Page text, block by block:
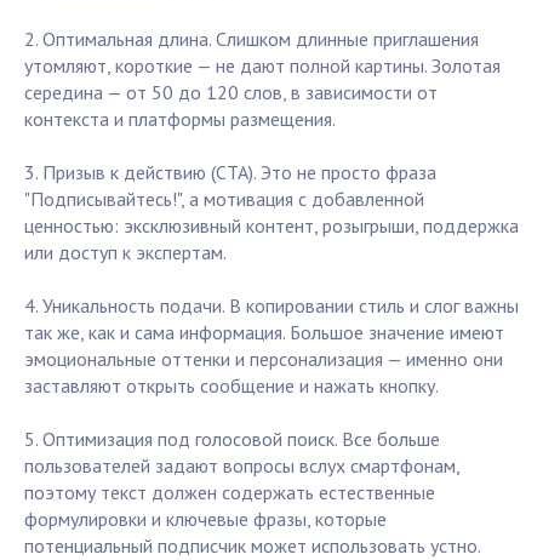
2. Оптимальная длина. Слишком длинные приглашения
утомляют, короткие — не дают полной картины. Золотая
середина — от 50 до 120 слов, в зависимости от
контекста и платформы размещения.
3. Призыв к действию (CTA). Это не просто фраза
"Подписывайтесь!", а мотивация с добавленной
ценностью: эксклюзивный контент, розыгрыши, поддержка
или доступ к экспертам.
4. Уникальность подачи. В копировании стиль и слог важны
так же, как и сама информация. Большое значение имеют
эмоциональные оттенки и персонализация — именно они
заставляют открыть сообщение и нажать кнопку.
5. Оптимизация под голосовой поиск. Все больше
пользователей задают вопросы вслух смартфонам,
поэтому текст должен содержать естественные
формулировки и ключевые фразы, которые
потенциальный подписчик может использовать устно.